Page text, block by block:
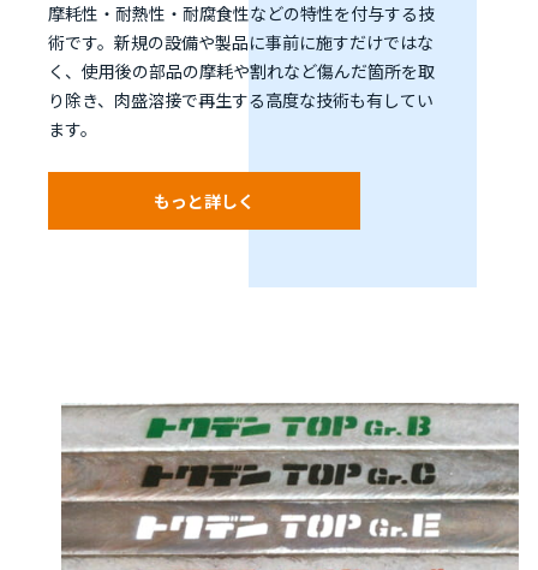
摩耗性・耐熱性・耐腐食性などの特性を付与する技
術です。新規の設備や製品に事前に施すだけではな
く、使用後の部品の摩耗や割れなど傷んだ箇所を取
り除き、肉盛溶接で再生する高度な技術も有してい
ます。
もっと詳しく